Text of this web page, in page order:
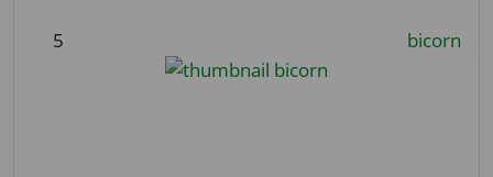
5 bicorn